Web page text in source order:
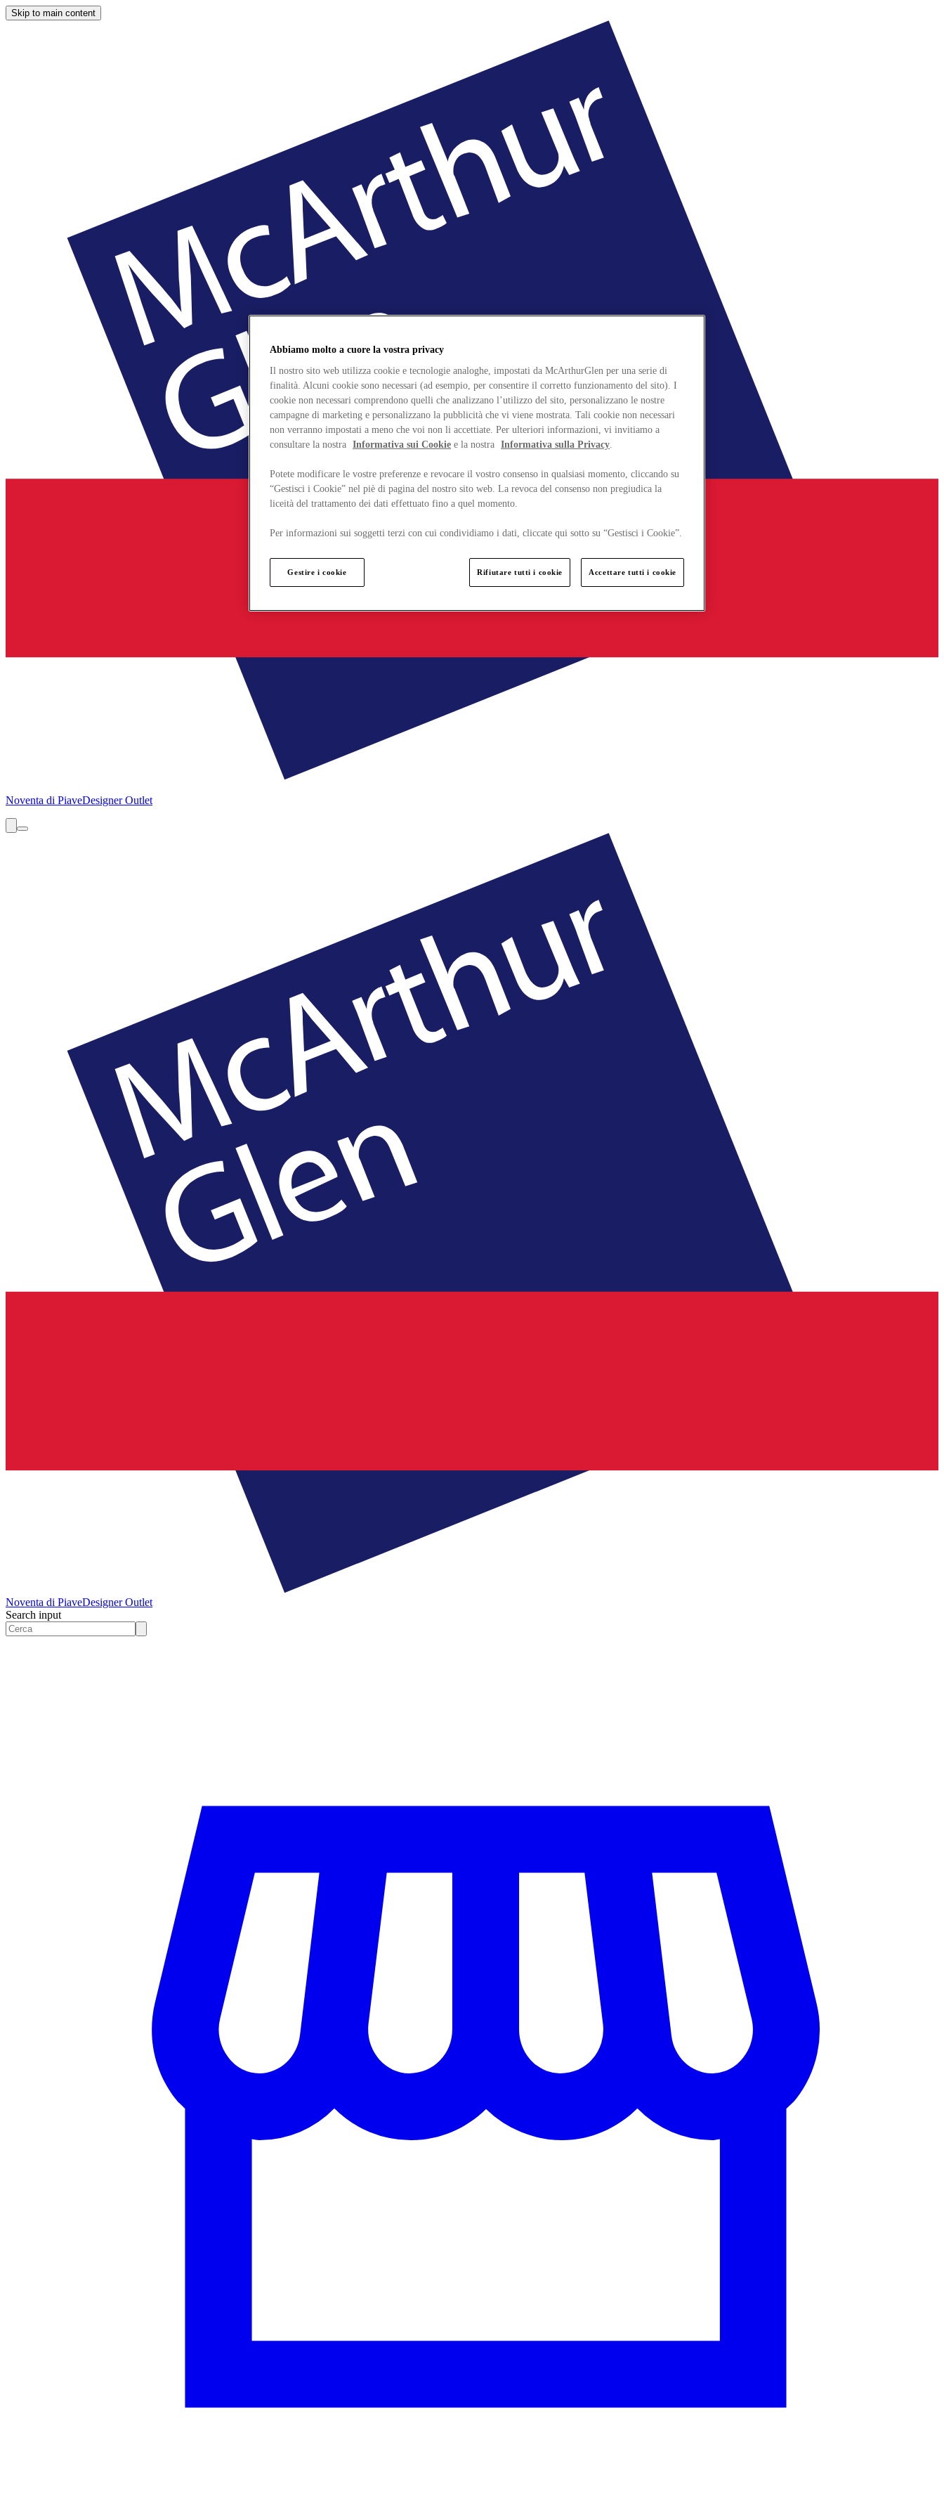
Skip to main content
Noventa di PiaveDesigner Outlet
Noventa di PiaveDesigner Outlet
Search input
Abbiamo molto a cuore la vostra privacy
Il nostro sito web utilizza cookie e tecnologie analoghe, impostati da McArthurGlen per una serie di
finalità. Alcuni cookie sono necessari (ad esempio, per consentire il corretto funzionamento del sito). I
cookie non necessari comprendono quelli che analizzano l’utilizzo del sito, personalizzano le nostre
campagne di marketing e personalizzano la pubblicità che vi viene mostrata. Tali cookie non necessari
non verranno impostati a meno che voi non li accettiate. Per ulteriori informazioni, vi invitiamo a
consultare la nostra Informativa sui Cookie e la nostra Informativa sulla Privacy.
Potete modificare le vostre preferenze e revocare il vostro consenso in qualsiasi momento, cliccando su
“Gestisci i Cookie” nel piè di pagina del nostro sito web. La revoca del consenso non pregiudica la
liceità del trattamento dei dati effettuato fino a quel momento.
Per informazioni sui soggetti terzi con cui condividiamo i dati, cliccate qui sotto su “Gestisci i Cookie”.
Gestire i cookie Rifiutare tutti i cookie Accettare tutti i cookie